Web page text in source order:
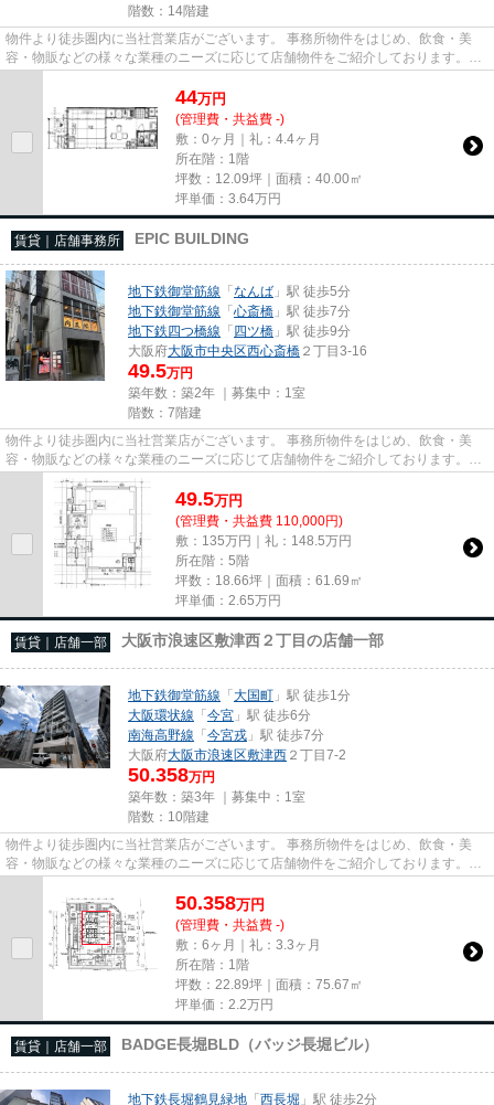
階数：14階建
物件より徒歩圏内に当社営業店がございます。 事務所物件をはじめ、飲食・美
容・物販などの様々な業種のニーズに応じて店舗物件をご紹介しております。
尚、弊社ではおとり広告は一切...
44万円
(管理費・共益費 -)
敷：0ヶ月｜礼：4.4ヶ月
所在階：1階
坪数：12.09坪｜面積：40.00㎡
坪単価： 3.64万円
賃貸｜店舗事務所 EPIC BUILDING
地下鉄御堂筋線 「なんば 」駅 徒歩5分
地下鉄御堂筋線 「心斎橋 」駅 徒歩7分
地下鉄四つ橋線 「四ツ橋 」駅 徒歩9分
大阪府大阪市中央区西心斎橋 ２丁目3-16
49.5万円
築年数：築2年 ｜募集中： 1室
階数：7階建
物件より徒歩圏内に当社営業店がございます。 事務所物件をはじめ、飲食・美
容・物販などの様々な業種のニーズに応じて店舗物件をご紹介しております。
尚、弊社ではおとり広告は一切...
49.5万円
(管理費・共益費 110,000円)
敷：135万円｜礼：148.5万円
所在階：5階
坪数：18.66坪｜面積：61.69㎡
坪単価： 2.65万円
賃貸｜店舗一部 大阪市浪速区敷津西２丁目の店舗一部
地下鉄御堂筋線 「大国町 」駅 徒歩1分
大阪環状線 「今宮 」駅 徒歩6分
南海高野線 「今宮戎 」駅 徒歩7分
大阪府大阪市浪速区敷津西 ２丁目7-2
50.358万円
築年数：築3年 ｜募集中： 1室
階数：10階建
物件より徒歩圏内に当社営業店がございます。 事務所物件をはじめ、飲食・美
容・物販などの様々な業種のニーズに応じて店舗物件をご紹介しております。
尚、弊社ではおとり広告は一切...
50.358万円
(管理費・共益費 -)
敷：6ヶ月｜礼：3.3ヶ月
所在階：1階
坪数：22.89坪｜面積：75.67㎡
坪単価： 2.2万円
賃貸｜店舗一部 BADGE長堀BLD（バッジ長堀ビル）
地下鉄長堀鶴見緑地 「西長堀 」駅 徒歩2分